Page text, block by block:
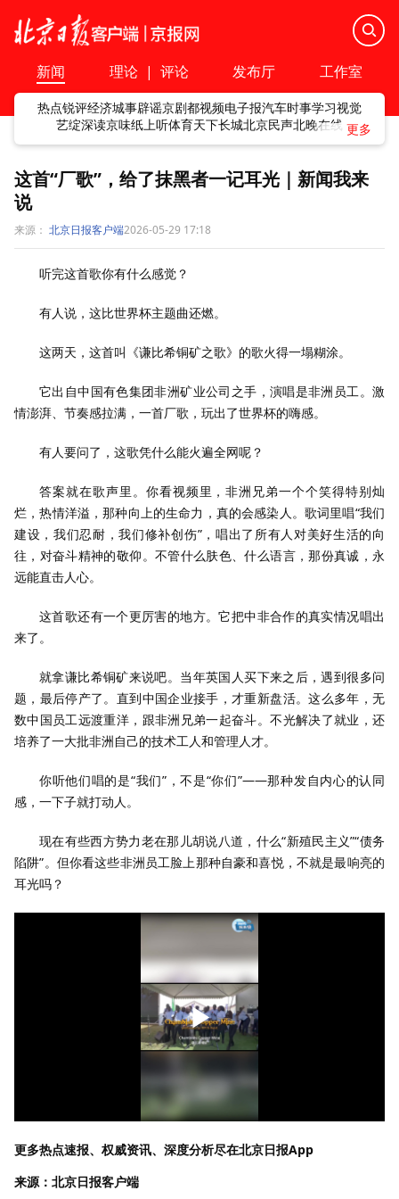
新闻 理论 | 评论 发布厅 工作室
热点锐评经济城事辟谣京剧都视频电子报汽车时事学习视觉
艺绽深读京味纸上听体育天下长城北京民声北晚在线
这首“厂歌”，给了抹黑者一记耳光｜新闻我来
说
来源： 北京日报客户端2026-05-29 17:18
听完这首歌你有什么感觉？
有人说，这比世界杯主题曲还燃。
这两天，这首叫《谦比希铜矿之歌》的歌火得一塌糊涂。
它出自中国有色集团非洲矿业公司之手，演唱是非洲员工。激
情澎湃、节奏感拉满，一首厂歌，玩出了世界杯的嗨感。
有人要问了，这歌凭什么能火遍全网呢？
答案就在歌声里。你看视频里，非洲兄弟一个个笑得特别灿
烂，热情洋溢，那种向上的生命力，真的会感染人。歌词里唱“我们
建设，我们忍耐，我们修补创伤”，唱出了所有人对美好生活的向
往，对奋斗精神的敬仰。不管什么肤色、什么语言，那份真诚，永
远能直击人心。
这首歌还有一个更厉害的地方。它把中非合作的真实情况唱出
来了。
就拿谦比希铜矿来说吧。当年英国人买下来之后，遇到很多问
题，最后停产了。直到中国企业接手，才重新盘活。这么多年，无
数中国员工远渡重洋，跟非洲兄弟一起奋斗。不光解决了就业，还
培养了一大批非洲自己的技术工人和管理人才。
你听他们唱的是“我们”，不是“你们”——那种发自内心的认同
感，一下子就打动人。
现在有些西方势力老在那儿胡说八道，什么“新殖民主义”“债务
陷阱”。但你看这些非洲员工脸上那种自豪和喜悦，不就是最响亮的
耳光吗？
更多热点速报、权威资讯、深度分析尽在北京日报App
来源：北京日报客户端